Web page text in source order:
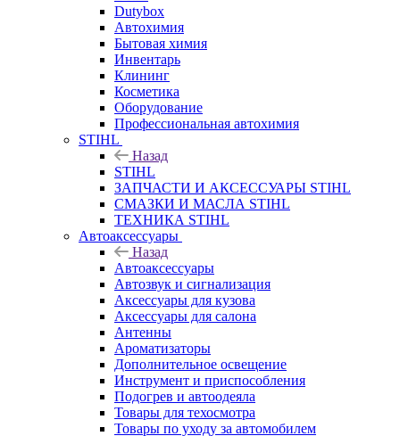
Dutybox
Автохимия
Бытовая химия
Инвентарь
Клининг
Косметика
Оборудование
Профессиональная автохимия
STIHL
Назад
STIHL
ЗАПЧАСТИ И АКСЕССУАРЫ STIHL
СМАЗКИ И МАСЛА STIHL
ТЕХНИКА STIHL
Автоаксессуары
Назад
Автоаксессуары
Автозвук и сигнализация
Аксессуары для кузова
Аксессуары для салона
Антенны
Ароматизаторы
Дополнительное освещение
Инструмент и приспособления
Подогрев и автоодеяла
Товары для техосмотра
Товары по уходу за автомобилем